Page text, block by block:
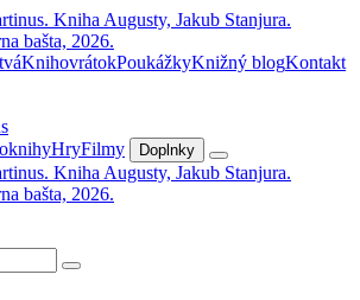
KnihovrátokPoukážkyKnižný blogKontakt
HryFilmy Doplnky